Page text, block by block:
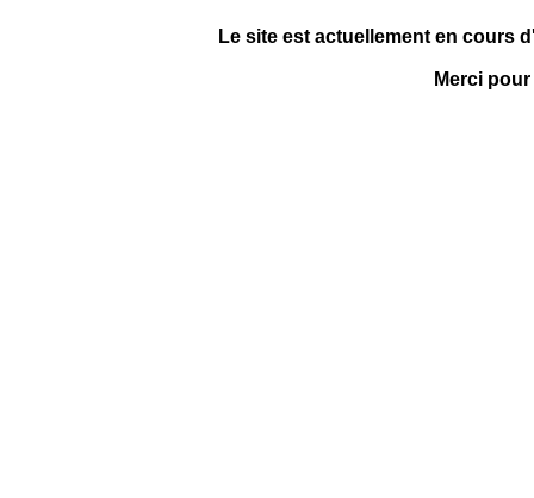
Le site est actuellement en cours
Merci